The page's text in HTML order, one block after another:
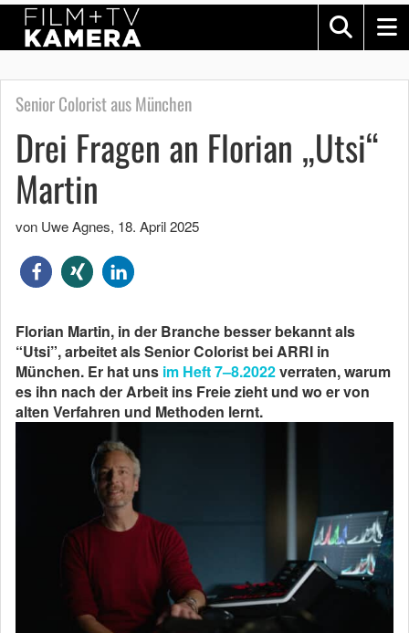
Senior Colorist aus München
Drei Fragen an Florian „Utsi“
Martin
von Uwe Agnes, 18. April 2025
Florian Martin, in der Branche besser bekannt als
“Utsi”, arbeitet als Senior Colorist bei ARRI in
München. Er hat uns im Heft 7–8.2022verraten, warum
es ihn nach der Arbeit ins Freie zieht und wo er von
alten Verfahren und Methoden lernt.